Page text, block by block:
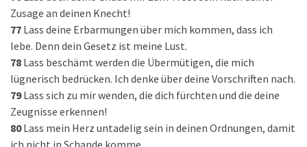
Zusage an deinen Knecht!
77 Lass deine Erbarmungen über mich kommen, dass ich
lebe. Denn dein Gesetz ist meine Lust.
78 Lass beschämt werden die Übermütigen, die mich
lügnerisch bedrücken. Ich denke über deine Vorschriften nach.
79 Lass sich zu mir wenden, die dich fürchten und die deine
Zeugnisse erkennen!
80 Lass mein Herz untadelig sein in deinen Ordnungen, damit
ich nicht in Schande komme.